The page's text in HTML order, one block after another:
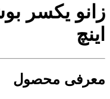
اینچ
معرفی محصول